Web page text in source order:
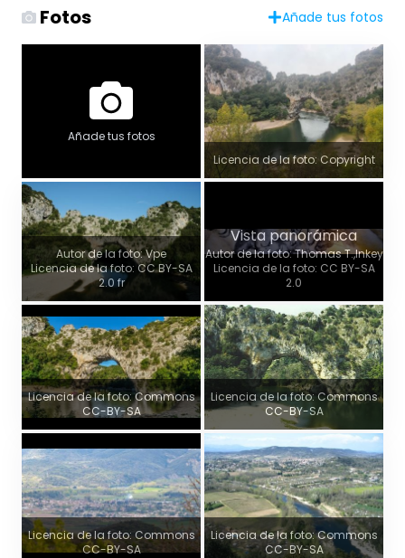
Fotos Añade tus fotos
Añade tus fotos
Licencia de la foto: Copyright
Autor de la foto: Vpe
Licencia de la foto: CC BY-SA
2.0 fr
Vista panorámica
Autor de la foto: Thomas T.,Inkey
Licencia de la foto: CC BY-SA
2.0
Licencia de la foto: Commons
CC-BY-SA
Licencia de la foto: Commons
CC-BY-SA
Licencia de la foto: Commons
CC-BY-SA
Licencia de la foto: Commons
CC-BY-SA